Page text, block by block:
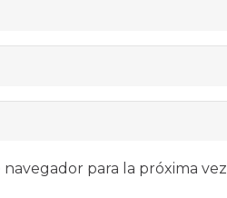
para la próxima vez